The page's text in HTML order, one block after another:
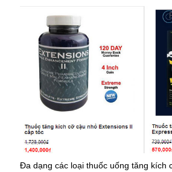
Đa dạng các loại thuốc uống tăng kích